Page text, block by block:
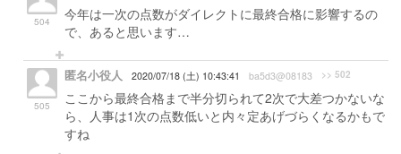
504
今年は一次の点数がダイレクトに最終合格に影響するの
で、あると思います…
505
匿名小役人 2020/07/18 (土) 10:43:41 ba5d3@08183 >> 502
ここから最終合格まで半分切られて2次で大差つかないな
ら、人事は1次の点数低いと内々定あげづらくなるかもで
すね